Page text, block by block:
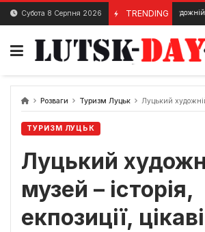
Skip
content
Субота 8 Серпня 2026 TRENDING
20 Лютого, 2024 Луцький художній музей – історія,
Розваги Туризм Луцьк Луцький художній музей –
ТУРИЗМ ЛУЦЬК
Луцький
музей – історія,
екпозиції,